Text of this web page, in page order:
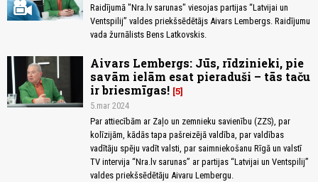
Raidījumā "Nra.lv sarunas" viesojas partijas “Latvijai un
Ventspilij” valdes priekšsēdētājs Aivars Lembergs. Raidījumu
vada žurnālists Bens Latkovskis.
Aivars Lembergs: Jūs, rīdzinieki, pie
savām ielām esat pieraduši – tās taču
ir briesmīgas! 5
5.mar 2024
Par attiecībām ar Zaļo un zemnieku savienību (ZZS), par
kolīzijām, kādās tapa pašreizējā valdība, par valdības
vadītāju spēju vadīt valsti, par saimniekošanu Rīgā un valstī
TV intervija “Nra.lv sarunas” ar partijas “Latvijai un Ventspilij”
valdes priekšsēdētāju Aivaru Lembergu.